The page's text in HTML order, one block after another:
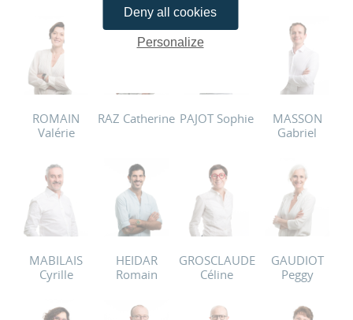
ROMAIN
Valérie
RAZ Catherine PAJOT Sophie
MASSON
Gabriel
MABILAIS
Cyrille
HEIDAR
Romain
GROSCLAUDE
Céline
GAUDIOT
Peggy
Deny all cookies
Personalize